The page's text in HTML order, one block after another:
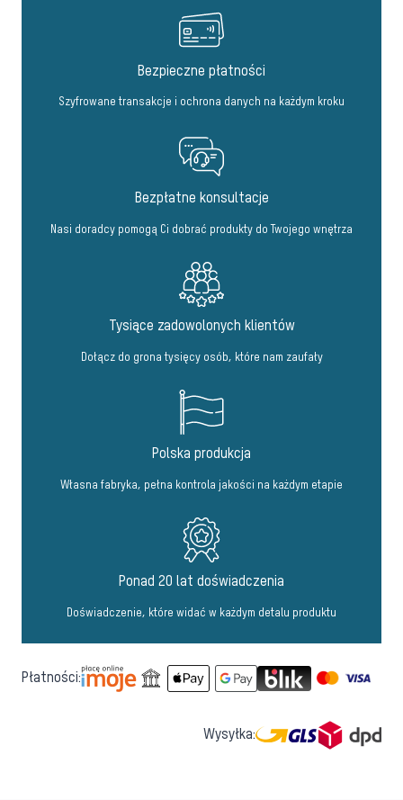
Bezpieczne płatności
Szyfrowane transakcje i ochrona danych na każdym kroku
Bezpłatne konsultacje
Nasi doradcy pomogą Ci dobrać produkty do Twojego wnętrza
Tysiące zadowolonych klientów
Dołącz do grona tysięcy osób, które nam zaufały
Polska produkcja
Własna fabryka, pełna kontrola jakości na każdym etapie
Ponad 20 lat doświadczenia
Doświadczenie, które widać w każdym detalu produktu
Płatności:
Wysyłka: